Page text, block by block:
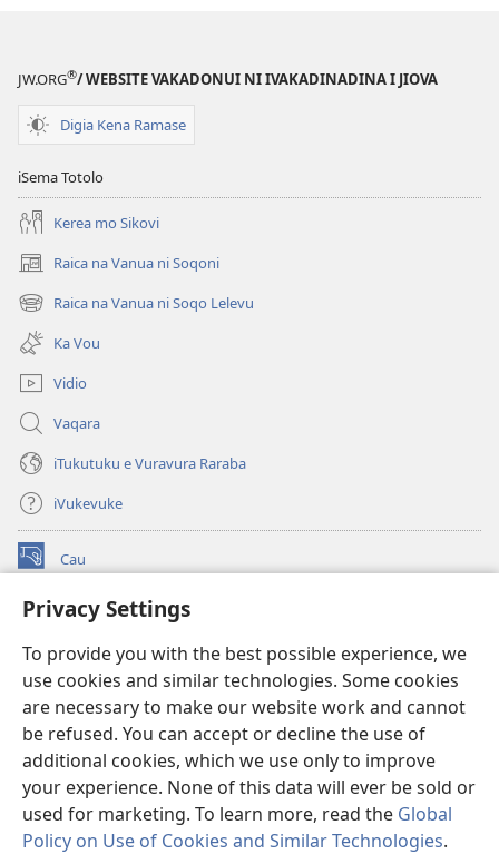
Privacy Settings
To provide you with the best possible experience, we
use cookies and similar technologies. Some cookies
are necessary to make our website work and cannot
be refused. You can accept or decline the use of
additional cookies, which we use only to improve
your experience. None of this data will ever be sold or
used for marketing. To learn more, read the Global
Policy on Use of Cookies and Similar Technologies.
VAKATAWA
Janueri 2013
JW.ORG®/ WEBSITE VAKADONUI NI IVAKADINADINA I JIOVA
Digia Kena Ramase
iSema Totolo
Kerea mo Sikovi
Raica na Vanua ni Soqoni
(opens
new
window)
Raica na Vanua ni Soqo Lelevu
(opens
new
window)
Ka Vou
Vidio
Vaqara
iTukutuku e Vuravura Raraba
iVukevuke
Cau
(opens
window)Watchtower LAIBRI ENA INTERNET™
new
window)JW Hub ®
(opens
new
window)
®
Watchtower Library